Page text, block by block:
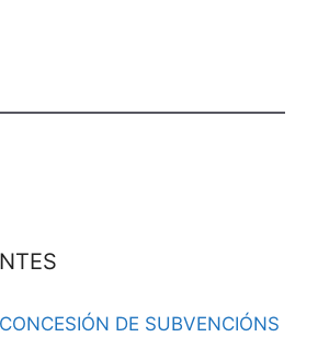
DE SUBVENCIÓNS